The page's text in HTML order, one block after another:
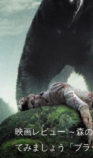
映画レビュー ～森
てみましょう「ブラ